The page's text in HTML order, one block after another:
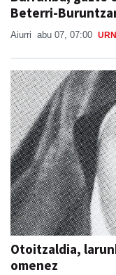
Beterri-
Aiurri abu 07, 07:00
Otoitzaldia,
omenez